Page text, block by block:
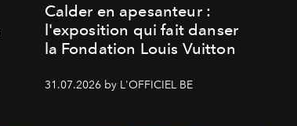
Calder en apesanteur :
l'exposition qui fait danser
la Fondation Louis Vuitton
31.07.2026 by L'OFFICIEL BE